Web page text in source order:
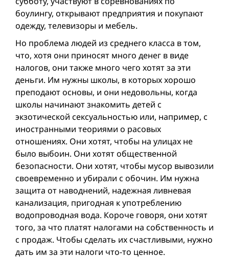
боулингу, открывают предприятия и покупают
одежду, телевизоры и мебель.
Но проблема людей из среднего класса в том,
что, хотя они приносят много денег в виде
налогов, они также много чего хотят за эти
деньги. Им нужны школы, в которых хорошо
преподают основы, и они недовольны, когда
школы начинают знакомить детей с
экзотической сексуальностью или, например, с
иностранными теориями о расовых
отношениях. Они хотят, чтобы на улицах не
было выбоин. Они хотят общественной
безопасности. Они хотят, чтобы мусор вывозили
своевременно и убирали с обочин. Им нужна
защита от наводнений, надежная ливневая
канализация, пригодная к употреблению
водопроводная вода. Короче говоря, они хотят
того, за что платят налогами на собственность и
с продаж. Чтобы сделать их счастливыми, нужно
дать им за эти налоги что-то ценное.